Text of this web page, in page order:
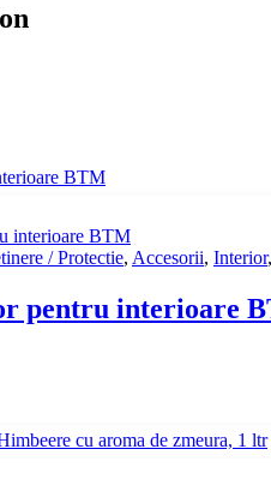
/ Protectie, Accesorii, Interior
pentru interioare